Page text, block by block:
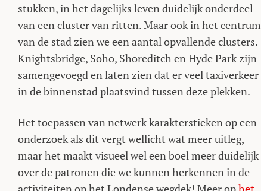
stukken, in het dagelijks leven duidelijk onderdeel
van een cluster van ritten. Maar ook in het centrum
van de stad zien we een aantal opvallende clusters.
Knightsbridge, Soho, Shoreditch en Hyde Park zijn
samengevoegd en laten zien dat er veel taxiverkeer
in de binnenstad plaatsvind tussen deze plekken.
Het toepassen van netwerk karakterstieken op een
onderzoek als dit vergt wellicht wat meer uitleg,
maar het maakt visueel wel een boel meer duidelijk
over de patronen die we kunnen herkennen in de